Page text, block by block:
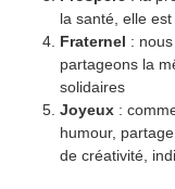
la santé, elle
Fraternel :
partageons la
solidaires
Joyeux :
humour,
de créativité,